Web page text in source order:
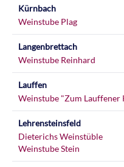
Kürnbach
Weinstube Plag
Langenbrettach
Weinstube Reinhard
Lauffen
Weinstube "Zum Lauffener
Lehrensteinsfeld
Dieterichs Weinstüble
Weinstube Stein